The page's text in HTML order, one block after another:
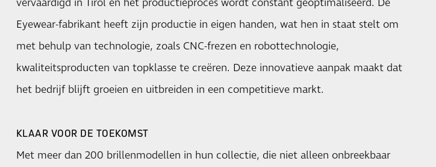
vervaardigd in Tirol en het productieproces wordt constant geoptimaliseerd. De
Eyewear-fabrikant heeft zijn productie in eigen handen, wat hen in staat stelt om
met behulp van technologie, zoals CNC-frezen en robottechnologie,
kwaliteitsproducten van topklasse te creëren. Deze innovatieve aanpak maakt dat
het bedrijf blijft groeien en uitbreiden in een competitieve markt.
KLAAR VOOR DE TOEKOMST
Met meer dan 200 brillenmodellen in hun collectie, die niet alleen onbreekbaar